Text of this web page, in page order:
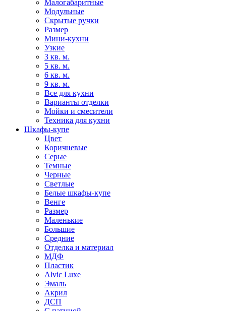
Малогабаритные
Модульные
Скрытые ручки
Размер
Мини-кухни
Узкие
3 кв. м.
5 кв. м.
6 кв. м.
9 кв. м.
Все для кухни
Варианты отделки
Мойки и смесители
Техника для кухни
Шкафы-купе
Цвет
Коричневые
Серые
Темные
Черные
Светлые
Белые шкафы-купе
Венге
Размер
Маленькие
Большие
Средние
Отделка и материал
МДФ
Пластик
Alvic Luxe
Эмаль
Акрил
ДСП